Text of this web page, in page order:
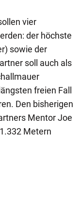
vier
der höchste
sowie der
soll auch als
freien Fall
Den bisherigen
Mentor Joe
Metern